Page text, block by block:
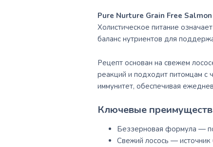
Pure Nurture Grain Free
Холистическое питание
баланс нутриентов для
Рецепт основан на свежем
реакций и подходит питомцам с
иммунитет, обеспечивая
Ключевые
Беззерновая формула —
Свежий лосось —